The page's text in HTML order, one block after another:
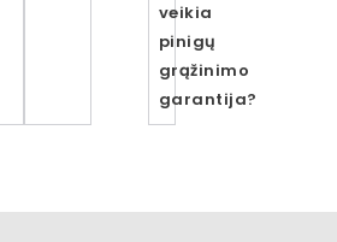
veikia
pinigų
grąžinimo
garantija?